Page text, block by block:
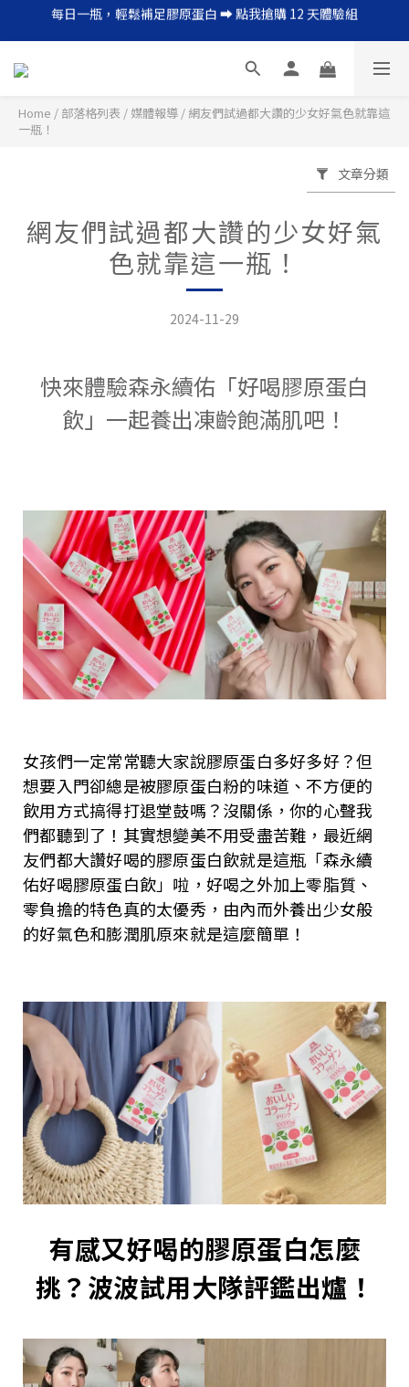
每日一瓶，輕鬆補足膠原蛋白 ➡︎ 點我搶購 12 天體驗組
保健升級，全家都愛的凍飲型藍光對策➡ 立即體驗 2 盒組
每日一瓶，輕鬆補足膠原蛋白 ➡︎ 點我搶購 12 天體驗組
Home / 部落格列表 / 媒體報導 / 網友們試過都大讚的少女好氣色就靠這
一瓶！
文章分類
網友們試過都大讚的少女好氣
色就靠這一瓶！
2024-11-29
快來體驗森永續佑「好喝膠原蛋白
飲」一起養出凍齡飽滿肌吧！
女孩們一定常常聽大家說膠原蛋白多好多好？但
想要入門卻總是被膠原蛋白粉的味道、不方便的
飲用方式搞得打退堂鼓嗎？沒關係，你的心聲我
們都聽到了！其實想變美不用受盡苦難，最近網
友們都大讚好喝的膠原蛋白飲就是這瓶「森永續
佑好喝膠原蛋白飲」啦，好喝之外加上零脂質、
零負擔的特色真的太優秀，由內而外養出少女般
的好氣色和膨潤肌原來就是這麼簡單！
有感又好喝的膠原蛋白怎麼
挑？波波試用大隊評鑑出爐！